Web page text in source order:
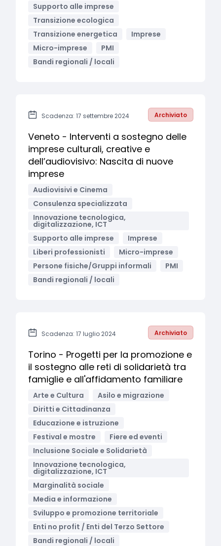
Supporto alle imprese
Transizione ecologica
Transizione energetica
Imprese
Micro-imprese
PMI
Bandi regionali / locali
Scadenza: 17 settembre 2024 Archiviato
Veneto - Interventi a sostegno delle
imprese culturali, creative e
dell’audiovisivo: Nascita di nuove
imprese
Audiovisivi e Cinema
Consulenza specializzata
Innovazione tecnologica,
digitalizzazione, ICT
Supporto alle imprese
Imprese
Liberi professionisti
Micro-imprese
Persone fisiche/Gruppi informali
PMI
Bandi regionali / locali
Scadenza: 17 luglio 2024 Archiviato
Torino - Progetti per la promozione e
il sostegno alle reti di solidarietà tra
famiglie e all'affidamento familiare
Arte e Cultura
Asilo e migrazione
Diritti e Cittadinanza
Educazione e istruzione
Festival e mostre
Fiere ed eventi
Inclusione Sociale e Solidarietà
Innovazione tecnologica,
digitalizzazione, ICT
Marginalità sociale
Media e informazione
Sviluppo e promozione territoriale
Enti no profit / Enti del Terzo Settore
Bandi regionali / locali